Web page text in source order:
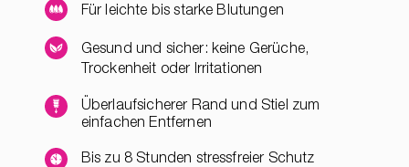
Für leichte bis starke Blutungen
Gesund und sicher: keine Gerüche,
Trockenheit oder Irritationen
Überlaufsicherer Rand und Stiel zum
einfachen Entfernen
Bis zu 8 Stunden stressfreier Schutz